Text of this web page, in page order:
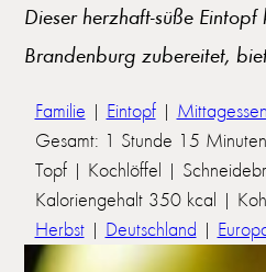
Dieser herzhaft-süße
Brandenburg zubereitet,
Familie | Eintopf| Mittagessen
Gesamt: 1 Stunde 15
Topf | Kochlöffel |
Kaloriengehalt 350 kcal |
Herbst| Deutschland |